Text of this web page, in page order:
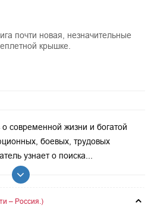
почти новая, незначительные
крышке.
современной жизни и богатой
боевых, трудовых
узнает о поиска...
– Россия.)